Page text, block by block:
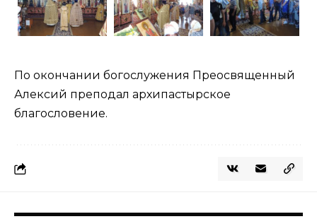
По окончании богослужения Преосвященный
Алексий преподал архипастырское
благословение.